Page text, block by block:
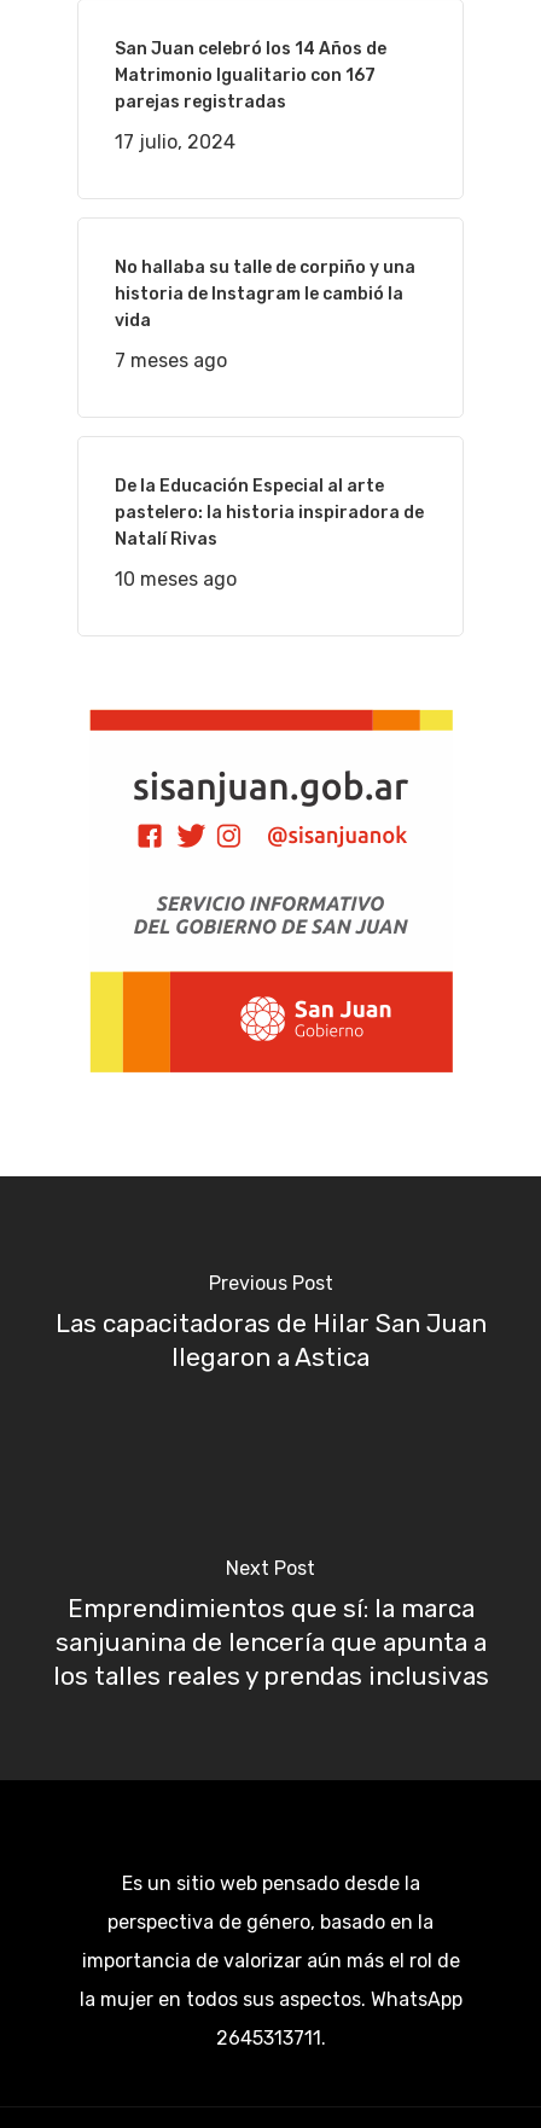
San Juan celebró los 14 Años de
Matrimonio Igualitario con 167
parejas registradas
17 julio, 2024
No hallaba su talle de corpiño y una
historia de Instagram le cambió la
vida
7 meses ago
De la Educación Especial al arte
pastelero: la historia inspiradora de
Natalí Rivas
10 meses ago
Previous Post
Las capacitadoras de Hilar San Juan
llegaron a Astica
Next Post
Emprendimientos que sí: la marca
sanjuanina de lencería que apunta a
los talles reales y prendas inclusivas
Es un sitio web pensado desde la
perspectiva de género, basado en la
importancia de valorizar aún más el rol de
la mujer en todos sus aspectos. WhatsApp
2645313711.